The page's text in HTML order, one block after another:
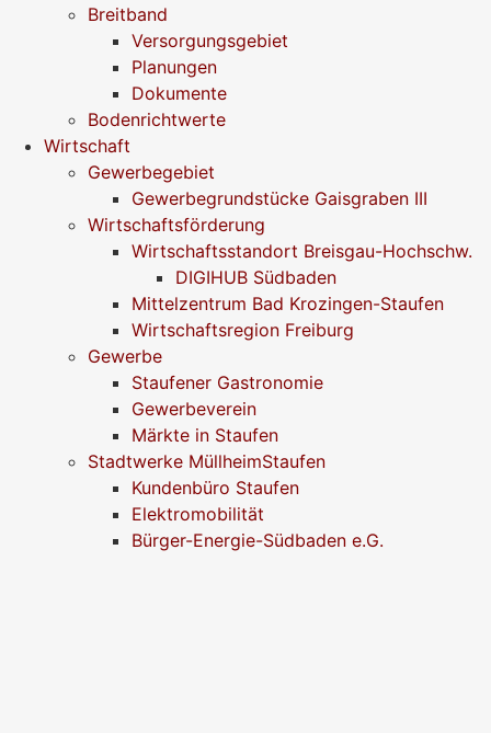
Breitband
Versorgungsgebiet
Planungen
Dokumente
Bodenrichtwerte
Wirtschaft
Gewerbegebiet
Gewerbegrundstücke Gaisgraben III
Wirtschaftsförderung
Wirtschaftsstandort Breisgau-Hochschw.
DIGIHUB Südbaden
Mittelzentrum Bad Krozingen-Staufen
Wirtschaftsregion Freiburg
Gewerbe
Staufener Gastronomie
Gewerbeverein
Märkte in Staufen
Stadtwerke MüllheimStaufen
Kundenbüro Staufen
Elektromobilität
Bürger-Energie-Südbaden e.G.